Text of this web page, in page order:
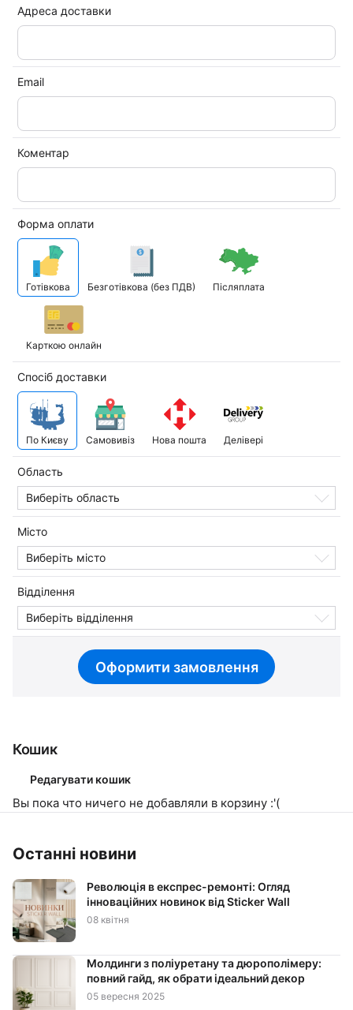
Адреса доставки
Email
Коментар
Форма оплати
Готівкова Безготівкова (без ПДВ) Післяплата
Карткою онлайн
Спосіб доставки
По Києву Самовивіз Нова пошта Делівері
Область
Виберіть область
Місто
Виберіть місто
Відділення
Виберіть відділення
Оформити замовлення
Кошик
Редагувати кошик
Вы пока что ничего не добавляли в корзину :'(
Останні новини
Революція в експрес-ремонті: Огляд
інноваційних новинок від Sticker Wall
08 квітня
Молдинги з поліуретану та дюрополімеру:
повний гайд, як обрати ідеальний декор
05 вересня 2025